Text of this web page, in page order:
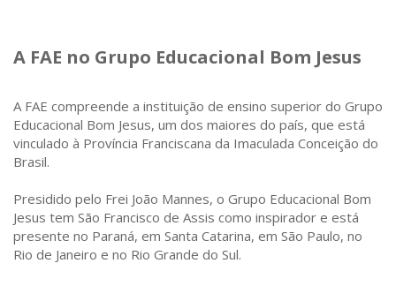
A FAE no Grupo Educacional Bom Jesus
A FAE compreende a instituição de ensino superior do Grupo
Educacional Bom Jesus, um dos maiores do país, que está
vinculado à Província Franciscana da Imaculada Conceição do
Brasil.
Presidido pelo Frei João Mannes, o Grupo Educacional Bom
Jesus tem São Francisco de Assis como inspirador e está
presente no Paraná, em Santa Catarina, em São Paulo, no
Rio de Janeiro e no Rio Grande do Sul.